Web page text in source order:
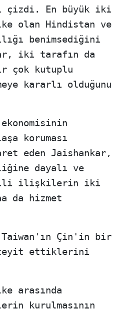
çizdi. En büyük iki
olan Hindistan ve
benimsediğini
iki tarafın da
çok kutuplu
kararlı olduğunu
koruması
eden Jaishankar,
dayalı ve
ikili ilişkilerin iki
da hizmet
Taiwan'ın Çin'in bir
teyit ettiklerini
arasında
kurulmasının